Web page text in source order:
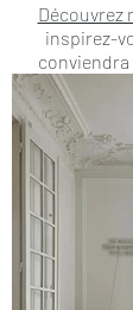
Découvrez
inspirez-